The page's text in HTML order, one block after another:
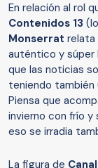
En relación al rol
Contenidos 13
Monserrat relata
auténtico y súper
que las noticias
teniendo también
Piensa que
invierno con frío y
eso se irradia
La figura de